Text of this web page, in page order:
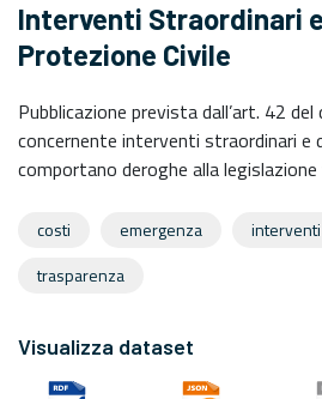
Interventi Straordinari
Protezione Civile
Pubblicazione prevista dall’art. 42
concernente interventi straordinari e
comportano deroghe alla
costi emergenza interventi
trasparenza
Visualizza dataset